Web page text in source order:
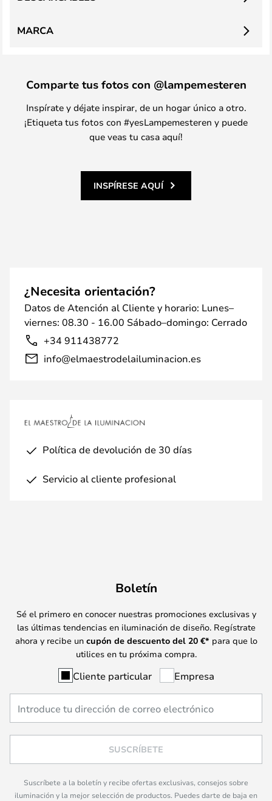
MARCA
Comparte tus fotos con @lampemesteren
Inspírate y déjate inspirar, de un hogar único a otro.
¡Etiqueta tus fotos con #yesLampemesteren y puede
que veas tu casa aquí!
INSPÍRESE AQUÍ
¿Necesita orientación?
Datos de Atención al Cliente y horario: Lunes–
viernes: 08.30 - 16.00 Sábado–domingo: Cerrado
+34 911438772
info@elmaestrodelailuminacion.es
Política de devolución de 30 días
Servicio al cliente profesional
Boletín
Sé el primero en conocer nuestras promociones exclusivas y
las últimas tendencias en iluminación de diseño. Regístrate
ahora y recibe un cupón de descuento del 20 €* para que lo
utilices en tu próxima compra.
Cliente particular Empresa
SUSCRÍBETE
Suscríbete a la boletín y recibe ofertas exclusivas, consejos sobre
iluminación y la mejor selección de productos. Puedes darte de baja en